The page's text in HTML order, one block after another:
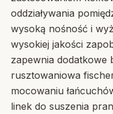
oddziaływania
wysoką nośność i
wysokiej jakości
zapewnia dodatkowe
rusztowaniowa
mocowaniu
linek do suszenia